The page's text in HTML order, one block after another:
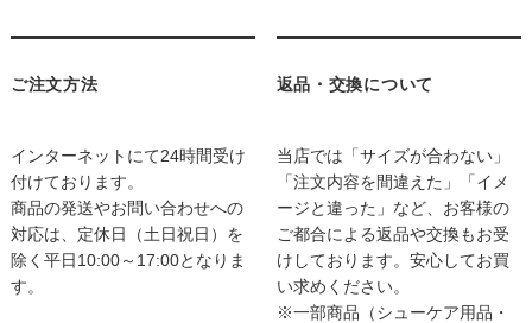
ご注文方法
インターネットにて24時間受け
付けております。
商品の発送やお問い合わせへの
対応は、定休日（土日祝日）を
除く平日10:00～17:00となりま
す。
返品・交換について
当店では「サイズが合わない」
「注文内容を間違えた」「イメ
ージと違った」など、お客様の
ご都合による返品や交換もお受
けしております。安心してお買
い求めください。
※一部商品（シューケア用品・